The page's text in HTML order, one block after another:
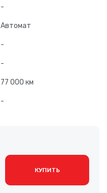
-
Автомат
-
-
77 000 км
-
КУПИТЬ